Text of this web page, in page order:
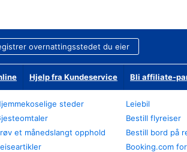
overnattingsstedet du eier
Hjelp fra Kundeservice Bli affiliate-
steder
et månedslangt opphold
Leiebil
Bestill flyreiser
Bestill bord på
Booking.com